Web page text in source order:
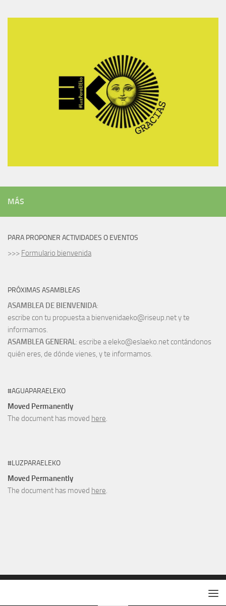
MÁS
PARA PROPONER ACTIVIDADES O EVENTOS
>>> Formulario bienvenida
PRÓXIMAS ASAMBLEAS
ASAMBLEA DE BIENVENIDA:
escribe con tu propuesta a bienvenidaeko@riseup.net y te
informamos.
ASAMBLEA GENERAL: escribe a eleko@eslaeko.net contándonos
quién eres, de dónde vienes, y te informamos.
#AGUAPARAELEKO
Moved Permanently
The document has moved here.
#LUZPARAELEKO
Moved Permanently
The document has moved here.